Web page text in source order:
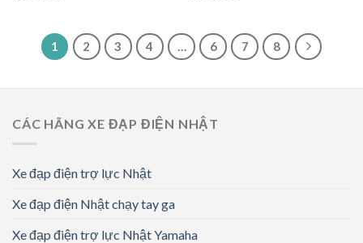
1 2 3 4 … 6 7 8
CÁC HÃNG XE ĐẠP ĐIỆN NHẬT
Xe đạp điện trợ lực Nhật
Xe đạp điện Nhật chạy tay ga
Xe đạp điện trợ lực Nhật Yamaha